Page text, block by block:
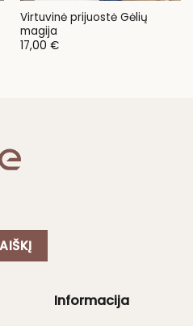
Virtuvinė prijuostė Gėlių
magija
17,00 €
Informacija